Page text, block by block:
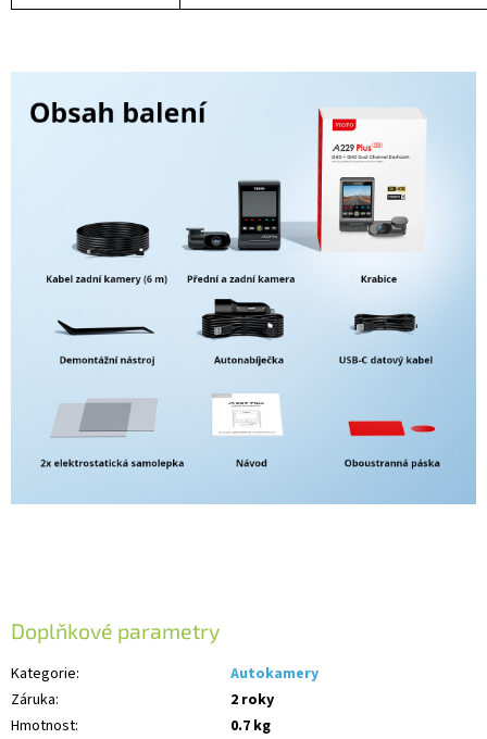
Doplňkové parametry
Kategorie:
Autokamery
Záruka:
2 roky
Hmotnost:
0.7 kg